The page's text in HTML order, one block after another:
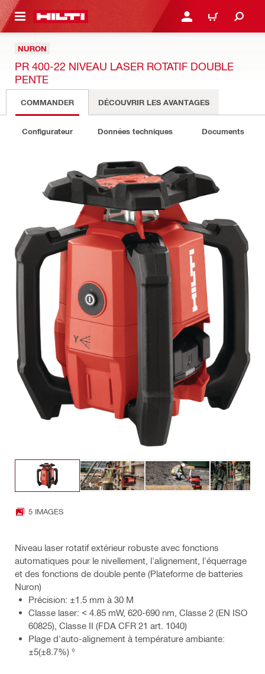
CONTENT CONNEXION OU
PANIER
NURON
PR 400-22 NIVEAU LASER ROTATIF DOUBLE
PENTE
COMMANDER DÉCOUVRIR LES AVANTAGES
Configurateur Données techniques Documents
5 IMAGES
Niveau laser rotatif extérieur robuste avec fonctions
automatiques pour le nivellement, l'alignement, l'équerrage
et des fonctions de double pente (Plateforme de batteries
Nuron)
Précision: ±1.5 mm à 30 M
Classe laser: < 4.85 mW, 620-690 nm, Classe 2 (EN ISO
60825), Classe II (FDA CFR 21 art. 1040)
Plage d'auto-alignement à température ambiante:
±5(±8.7%) °